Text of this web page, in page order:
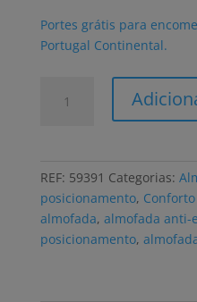
Portes grátis para
Portugal Continental.
antiescaras
GERITEX
S
REF: 59391 Categorias:
posicionamento,
almofada, almofada anti-
posicionamento,